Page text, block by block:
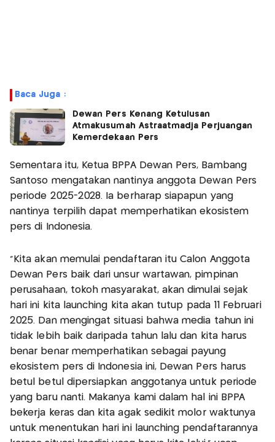
Baca Juga :
Dewan Pers Kenang Ketulusan
Atmakusumah Astraatmadja Perjuangan
Kemerdekaan Pers
Sementara itu, Ketua BPPA Dewan Pers, Bambang
Santoso mengatakan nantinya anggota Dewan Pers
periode 2025-2028. Ia berharap siapapun yang
nantinya terpilih dapat memperhatikan ekosistem
pers di Indonesia.
"Kita akan memulai pendaftaran itu Calon Anggota
Dewan Pers baik dari unsur wartawan, pimpinan
perusahaan, tokoh masyarakat, akan dimulai sejak
hari ini kita launching kita akan tutup pada 11 Februari
2025. Dan mengingat situasi bahwa media tahun ini
tidak lebih baik daripada tahun lalu dan kita harus
benar benar memperhatikan sebagai payung
ekosistem pers di Indonesia ini, Dewan Pers harus
betul betul dipersiapkan anggotanya untuk periode
yang baru nanti. Makanya kami dalam hal ini BPPA
bekerja keras dan kita agak sedikit molor waktunya
untuk menentukan hari ini launching pendaftarannya